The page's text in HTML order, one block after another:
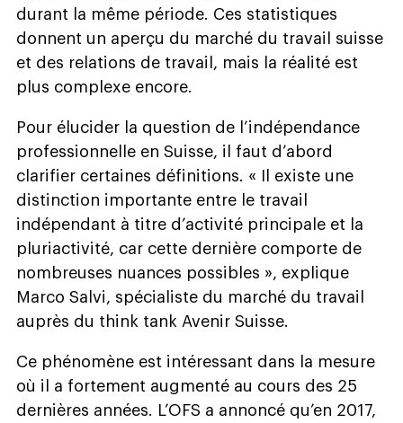
durant la même période. Ces statistiques
donnent un aperçu du marché du travail suisse
et des relations de travail, mais la réalité est
plus complexe encore.
Pour élucider la question de l’indépendance
professionnelle en Suisse, il faut d’abord
clarifier certaines définitions. « Il existe une
distinction importante entre le travail
indépendant à titre d’activité principale et la
pluriactivité, car cette dernière comporte de
nombreuses nuances possibles », explique
Marco Salvi, spécialiste du marché du travail
auprès du think tank Avenir Suisse.
Ce phénomène est intéressant dans la mesure
où il a fortement augmenté au cours des 25
dernières années. L’OFS a annoncé qu’en 2017,